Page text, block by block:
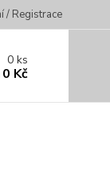
/ Registrace
0ks
0 Kč